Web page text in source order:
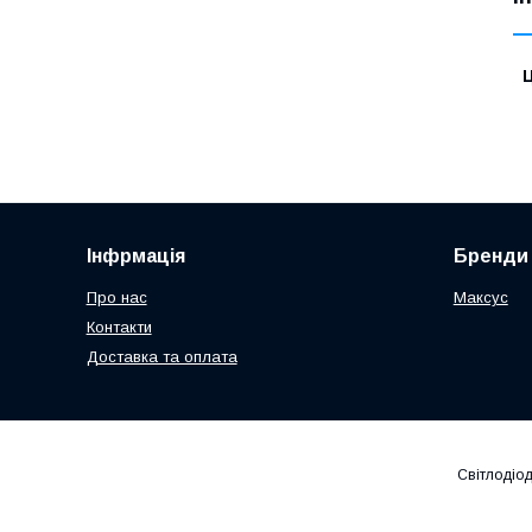
Інфрмація
Про нас
Контакти
Доставка та оплата
Бренди
Максус